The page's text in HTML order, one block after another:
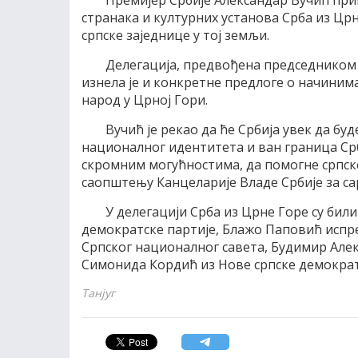
странака и културних установа Срба из
српске заједнице у тој земљи.
Делегација, предвођена
изнела је и конкретне предлоге о
народ у Црној Гори.
Вучић је рекао да ће Србија увек да
националног идентитета и ван граница
скромним могућностима, да помогне
саопштењу Канцеларије Владе Србије за
У делегацији Срба из Црне Горе су
демократске партије, Блажо Паповић
Српског националног савета, Будимир
Симонида Кордић из Нове српске
Танјуг